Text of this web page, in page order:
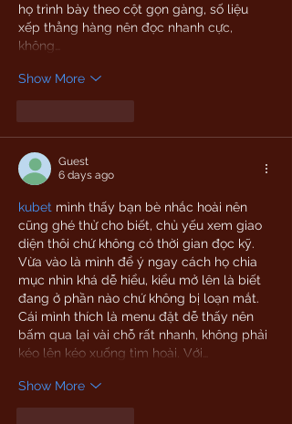
họ trình bày theo cột gọn gàng, số liệu
xếp thẳng hàng nên đọc nhanh cực,
không…
Show More
Guest
6 days ago
kubet mình thấy bạn bè nhắc hoài nên
cũng ghé thử cho biết, chủ yếu xem giao
diện thôi chứ không có thời gian đọc kỹ.
Vừa vào là mình để ý ngay cách họ chia
mục nhìn khá dễ hiểu, kiểu mở lên là biết
đang ở phần nào chứ không bị loạn mắt.
Cái mình thích là menu đặt dễ thấy nên
bấm qua lại vài chỗ rất nhanh, không phải
kéo lên kéo xuống tìm hoài. Với…
Show More